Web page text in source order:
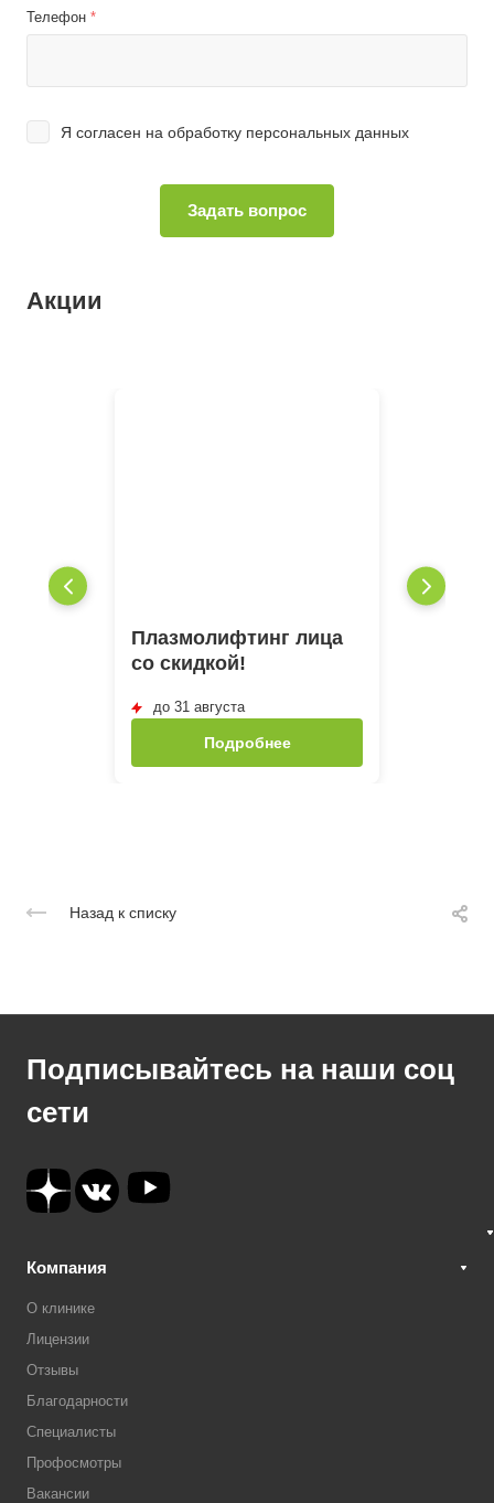
Телефон *
Я согласен на обработку персональных данных
Акции
Плазмолифтинг лица
со скидкой!
до 31 августа
Подробнее
Назад к списку
Подписывайтесь на наши соц
сети
Компания
О клинике
Лицензии
Отзывы
Благодарности
Специалисты
Профосмотры
Вакансии